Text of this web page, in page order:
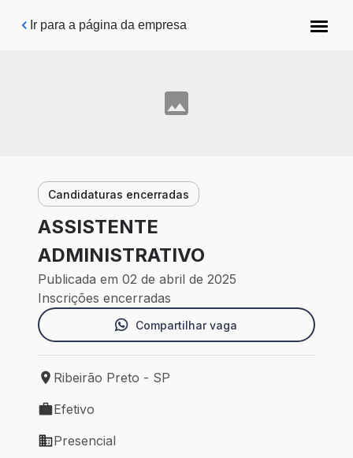
Pular para o conteúdo principal
Ir para a página da empresa
Candidaturas encerradas
ASSISTENTE
ADMINISTRATIVO
Publicada em 02 de abril de 2025
Inscrições encerradas
Compartilhar vaga
Local de trabalho: Ribeirão Preto - SP
Ribeirão Preto - SP
Tipo de vaga: Efetivo
Efetivo
Modelo de trabalho: Presencial
Presencial